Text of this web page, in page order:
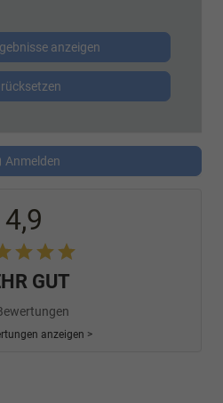
anzeigen
Anmelden
4,9
GUT
anzeigen >